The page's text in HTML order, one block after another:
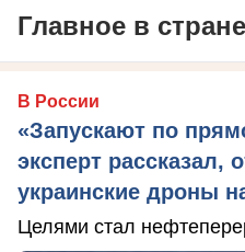
Главное в стране
В России
«Запускают по
эксперт рассказал,
украинские дроны
Целями стал